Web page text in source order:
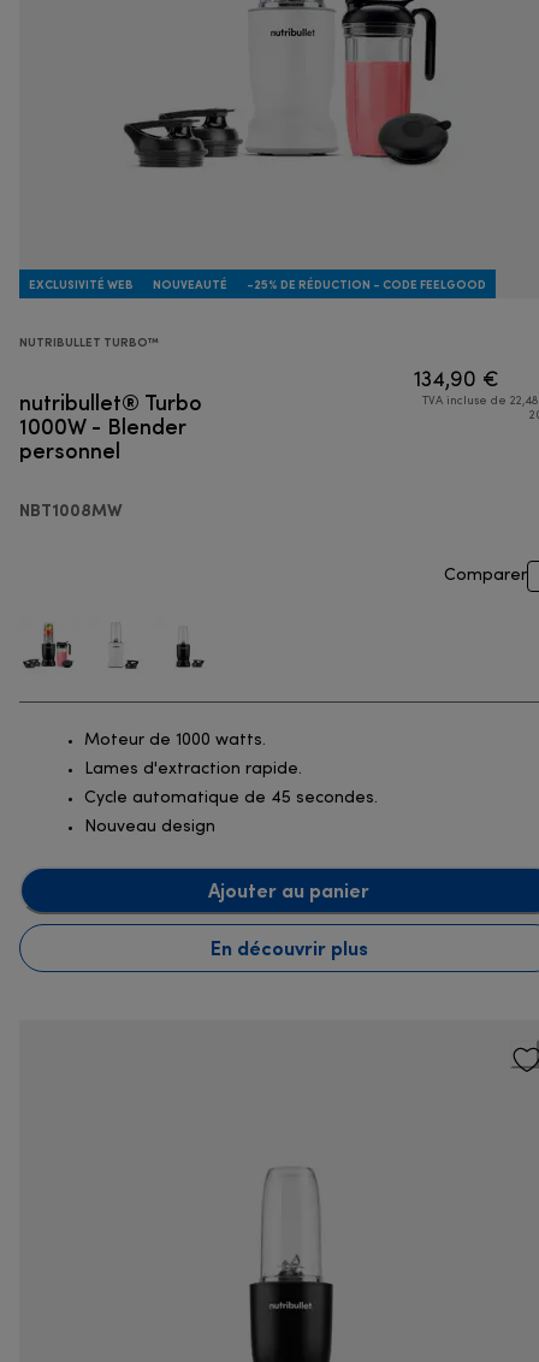
EXCLUSIVITÉ WEB NOUVEAUTÉ -25% DE RÉDUCTION - CODE FEELGOOD
NUTRIBULLET TURBO™
nutribullet® Turbo
1000W - Blender
personnel
NBT1008MW
134,90 €
TVA incluse de
Comparer
Moteur de 1000 watts.
Lames d'extraction rapide.
Cycle automatique de 45 secondes.
Nouveau design
Ajouter au panier
En découvrir plus